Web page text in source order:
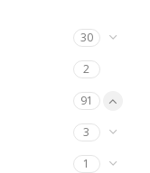
30
2
91
3
1